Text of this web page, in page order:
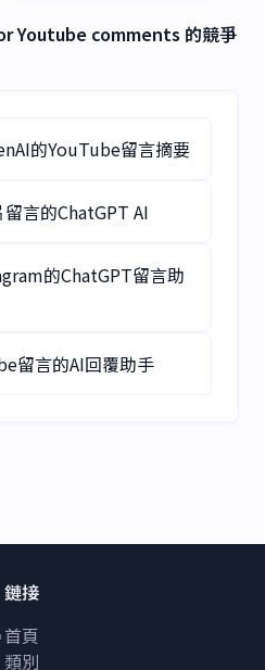
步指導，立即解決數學、生
生。立即試用測試版！
Youtube comments 的競爭
的YouTube留言摘要
言的ChatGPT AI
的ChatGPT留言助
留言的AI回覆助手
鏈接
首頁
類別